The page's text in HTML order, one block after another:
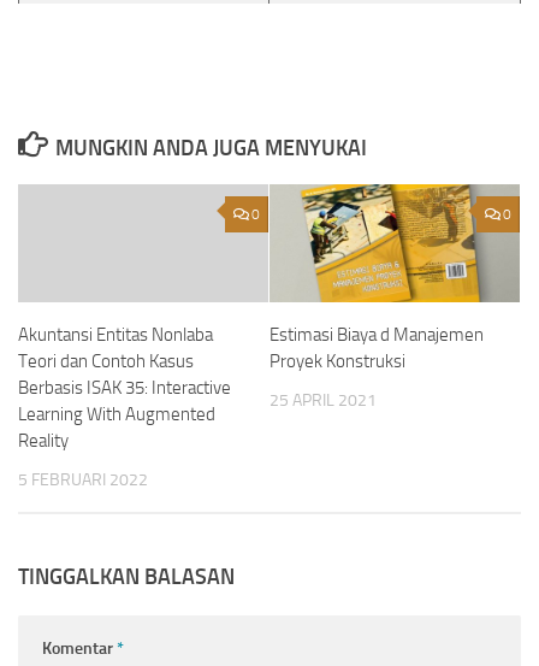
MUNGKIN ANDA JUGA MENYUKAI
0
Akuntansi Entitas Nonlaba
Teori dan Contoh Kasus
Berbasis ISAK 35: Interactive
Learning With Augmented
Reality
5 FEBRUARI 2022
0
Estimasi Biaya d Manajemen
Proyek Konstruksi
25 APRIL 2021
TINGGALKAN BALASAN
Komentar*